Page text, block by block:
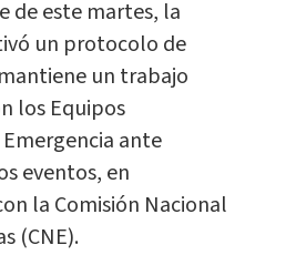
de este martes, la
un protocolo de
un trabajo
los Equipos
ante
eventos, en
la Comisión Nacional
(CNE).